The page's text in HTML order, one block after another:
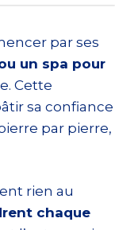
par ses
un spa pour
Cette
sa confiance
par pierre,
rien au
chaque